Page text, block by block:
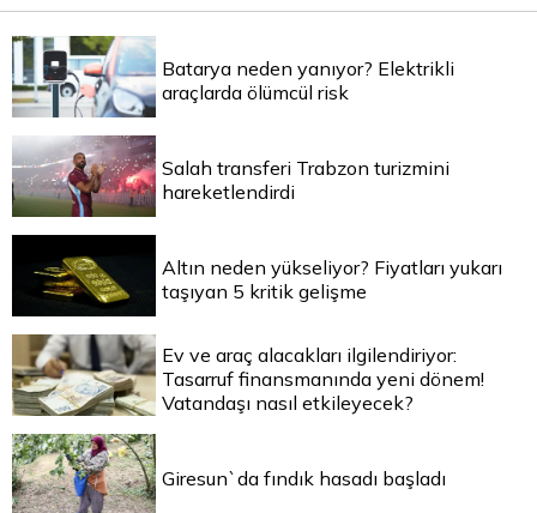
Batarya neden yanıyor? Elektrikli
araçlarda ölümcül risk
Salah transferi Trabzon turizmini
hareketlendirdi
Altın neden yükseliyor? Fiyatları yukarı
taşıyan 5 kritik gelişme
Ev ve araç alacakları ilgilendiriyor:
Tasarruf finansmanında yeni dönem!
Vatandaşı nasıl etkileyecek?
Giresun`da fındık hasadı başladı